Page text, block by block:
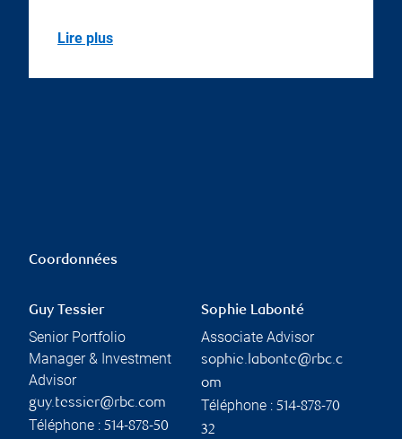
Lire plus
Coordonnées
Guy Tessier
Senior Portfolio
Manager & Investment
Advisor
guy.tessier@rbc.com
Téléphone : 514-878-50
Sophie Labonté
Associate Advisor
sophie.labonte@rbc.c
om
Téléphone : 514-878-70
32